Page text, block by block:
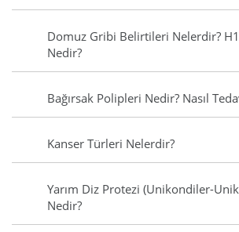
Domuz Gribi Belirtileri Nelerdir?
Nedir?
Bağırsak Polipleri Nedir? Nasıl
Kanser Türleri Nelerdir?
Yarım Diz Protezi (Unikondiler-
Nedir?